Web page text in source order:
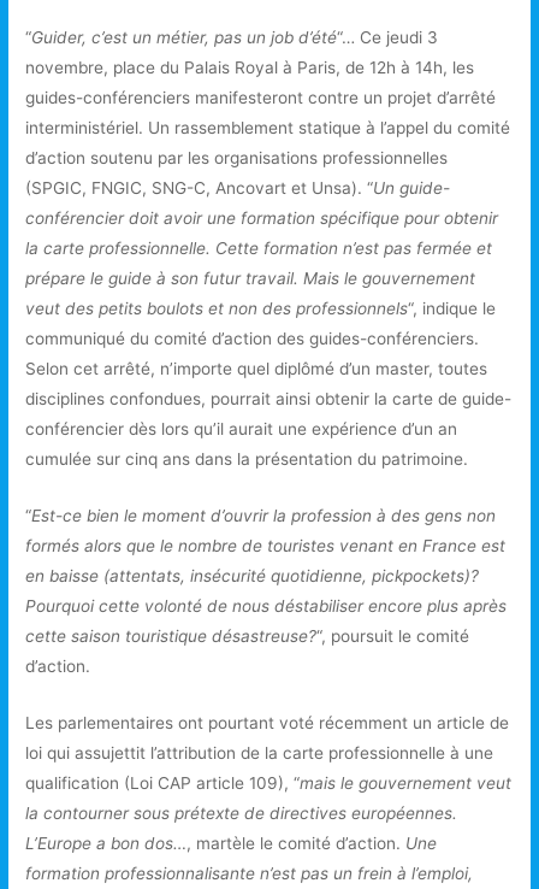
“Guider, c’est un métier, pas un job d’été“… Ce jeudi 3
novembre, place du Palais Royal à Paris, de 12h à 14h, les
guides-conférenciers manifesteront contre un projet d’arrêté
interministériel. Un rassemblement statique à l’appel du comité
d’action soutenu par les organisations professionnelles
(SPGIC, FNGIC, SNG-C, Ancovart et Unsa). “Un guide-
conférencier doit avoir une formation spécifique pour obtenir
la carte professionnelle. Cette formation n’est pas fermée et
prépare le guide à son futur travail. Mais le gouvernement
veut des petits boulots et non des professionnels“, indique le
communiqué du comité d’action des guides-conférenciers.
Selon cet arrêté, n’importe quel diplômé d’un master, toutes
disciplines confondues, pourrait ainsi obtenir la carte de guide-
conférencier dès lors qu’il aurait une expérience d’un an
cumulée sur cinq ans dans la présentation du patrimoine.
“Est-ce bien le moment d’ouvrir la profession à des gens non
formés alors que le nombre de touristes venant en France est
en baisse (attentats, insécurité quotidienne, pickpockets)?
Pourquoi cette volonté de nous déstabiliser encore plus après
cette saison touristique désastreuse?“, poursuit le comité
d’action.
Les parlementaires ont pourtant voté récemment un article de
loi qui assujettit l’attribution de la carte professionnelle à une
qualification (Loi CAP article 109), “mais le gouvernement veut
la contourner sous prétexte de directives européennes.
L’Europe a bon dos…, martèle le comité d’action. Une
formation professionnalisante n’est pas un frein à l’emploi,